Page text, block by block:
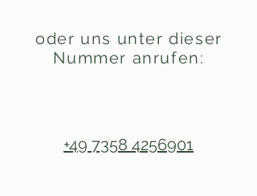
oder uns unter dieser
Nummer anrufen:
+49 7358 4256901